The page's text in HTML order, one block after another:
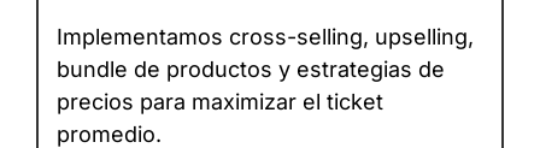
Implementamos cross-selling, upselling,
bundle de productos y estrategias de
precios para maximizar el ticket
promedio.